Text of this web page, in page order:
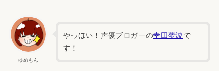
ゆめもん
やっほい！声優ブロガーの幸田夢波で
す！